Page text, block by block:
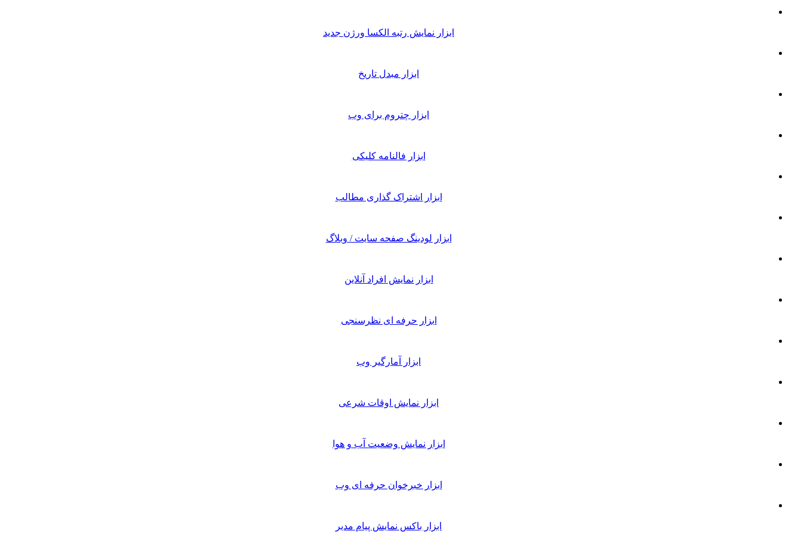
ابزار نمایش رتبه الکسا ورژن جدید
ابزار مبدل تاریخ
ابزار چتروم برای وب
ابزار فالنامه کلیکی
ابزار اشتراک گذاری مطالب
ابزار لودینگ صفحه سایت / وبلاگ
ابزار نمایش افراد آنلاین
ابزار حرفه ای نظرسنجی
ابزار آمارگیر وب
ابزار نمایش اوقات شرعی
ابزار نمایش وضعیت آب و هوا
ابزار خبرخوان حرفه ای وب
ابزار باکس نمایش پیام مدیر